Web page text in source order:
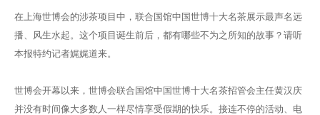
在上海世博会的涉茶项目中，联合国馆中国世博十大名茶展示最声名远
播、风生水起。这个项目诞生前后，都有哪些不为之所知的故事？请听
本报特约记者娓娓道来。
世博会开幕以来，世博会联合国馆中国世博十大名茶招管会主任黄汉庆
并没有时间像大多数人一样尽情享受假期的快乐。接连不停的活动、电
WordBank
Shops
Books